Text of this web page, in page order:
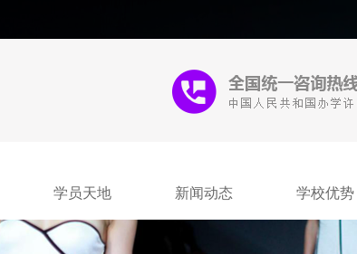
学员天地 新闻动态 学校优势